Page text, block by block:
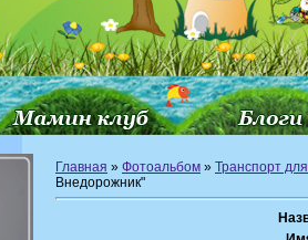
Главная » Фотоальбом » Транспорт
Внедорожник"